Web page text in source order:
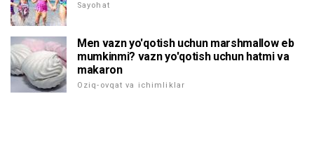
Sayohat
Men vazn yo'qotish uchun marshmallow eb
mumkinmi? vazn yo'qotish uchun hatmi va
makaron
Oziq-ovqat va ichimliklar